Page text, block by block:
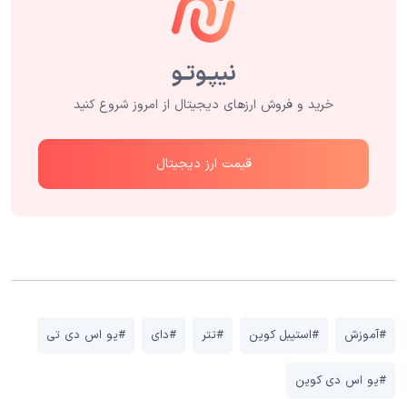
خرید و فروش ارزهای دیجیتال از امروز شروع کنید
قیمت ارز دیجیتال
#آموزش #استیبل کوین #تتر #دای #یو اس دی تی
#یو اس دی کوین